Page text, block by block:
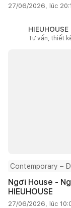
27/06/2026, lúc
HIEUHOUSE
Tư vấn, thiết
Contemporary –
Ngơi House -
HIEUHOUSE
27/06/2026, lúc